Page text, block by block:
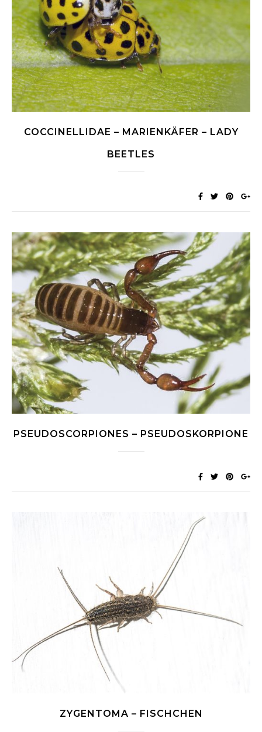
COCCINELLIDAE – MARIENKÄFER – LADY
BEETLES
PSEUDOSCORPIONES – PSEUDOSKORPIONE
ZYGENTOMA – FISCHCHEN